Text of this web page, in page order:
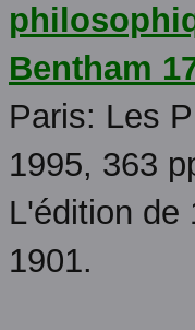
Bentham
Paris: Les
1995, 363
L'édition de
1901.